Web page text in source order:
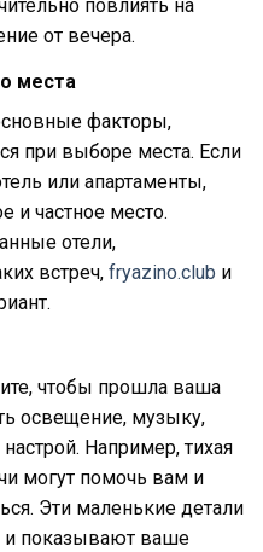
повлиять на
от вечера.
места
факторы,
при выборе места. Если
или апартаменты,
и частное место.
отели,
встреч, fryazino.club и
чтобы прошла ваша
освещение, музыку,
Например, тихая
могут помочь вам и
Эти маленькие детали
показывают ваше